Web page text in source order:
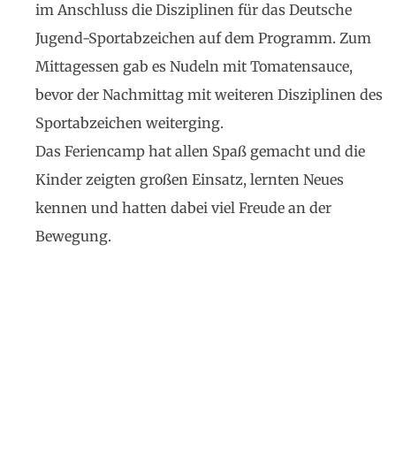
im Anschluss die Disziplinen für das Deutsche
Jugend-Sportabzeichen auf dem Programm. Zum
Mittagessen gab es Nudeln mit Tomatensauce,
bevor der Nachmittag mit weiteren Disziplinen des
Sportabzeichen weiterging.
Das Feriencamp hat allen Spaß gemacht und die
Kinder zeigten großen Einsatz, lernten Neues
kennen und hatten dabei viel Freude an der
Bewegung.